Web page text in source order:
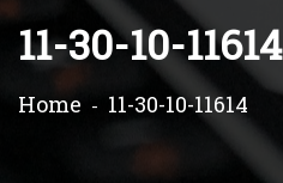
11-30-10-11614
Home 11-30-10-11614